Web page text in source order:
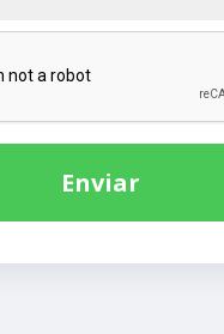
Enviar